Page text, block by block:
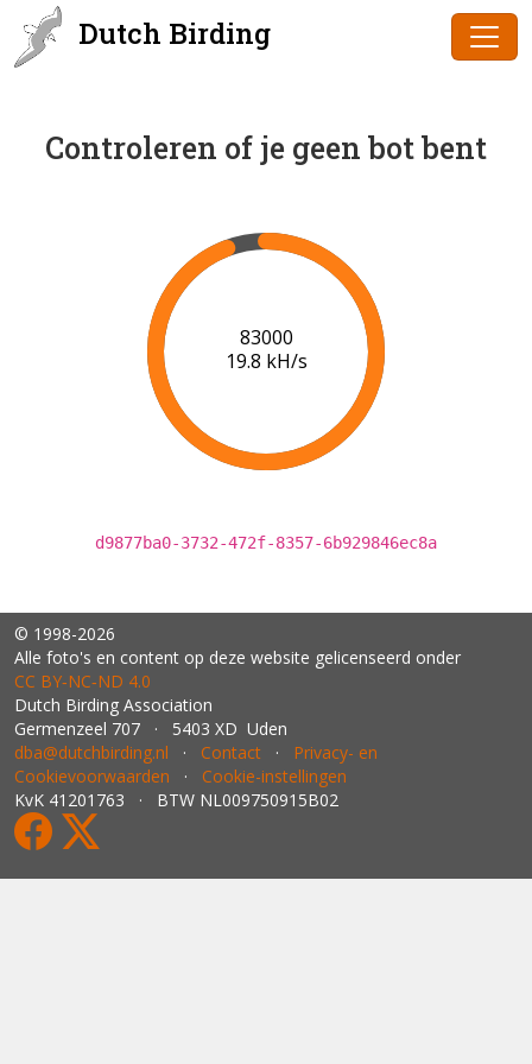
Dutch Birding
Controleren of je geen bot bent
85000
19.9 kH/s
d9877ba0-3732-472f-8357-6b929846ec8a
© 1998-2026
Alle foto's en content op deze website gelicenseerd onder
CC BY‑NC‑ND 4.0
Dutch Birding Association
Germenzeel 707 · 5403 XD Uden
dba@dutchbirding.nl · Contact · Privacy- en
Cookievoorwaarden · Cookie-instellingen
KvK 41201763 · BTW NL009750915B02